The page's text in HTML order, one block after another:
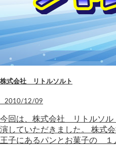
株式会社 リトルソルト
2010/12/09
今回は、株式会社 リトルソ
演していただきました。 株式
王子にあるパンとお菓子の １